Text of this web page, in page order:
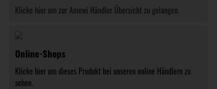
Klicke hier um zur Amewi Händler Übersicht zu gelangen.
Online-Shops
Klicke hier um dieses Produkt bei unseren online Händlern zu
sehen.